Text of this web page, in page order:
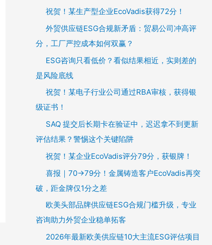
祝贺！某生产型企业EcoVadis获得72分！
外贸供应链ESG合规新矛盾：贸易公司冲高评
分，工厂严控成本如何双赢？
ESG咨询只看低价？看似结果相近，实则差的
是风险底线
祝贺！某电子行业公司通过RBA审核，获得银
级证书！
SAQ 提交后长期卡在验证中，迟迟拿不到更新
评估结果？警惕这个关键陷阱
祝贺！某企业EcoVadis评分79分，获银牌！
喜报｜70→79分！金属铸造客户EcoVadis再突
破，距金牌仅1分之差
欧美头部品牌供应链ESG合规门槛升级，专业
咨询助力外贸企业稳单拓客
2026年最新欧美供应链10大主流ESG评估项目